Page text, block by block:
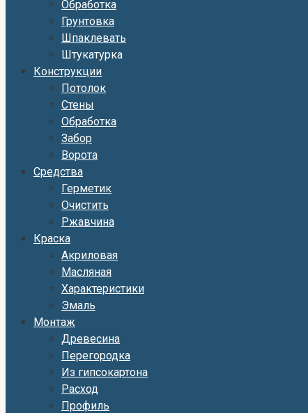
Обработка
Грунтовка
Шпаклевать
Штукатурка
Конструкции
Потолок
Стены
Обработка
Забор
Ворота
Средства
Герметик
Очистить
Ржавчина
Краска
Акриловая
Масляная
Характеристики
Эмаль
Монтаж
Древесина
Перегородка
Из гипсокартона
Расход
Профиль